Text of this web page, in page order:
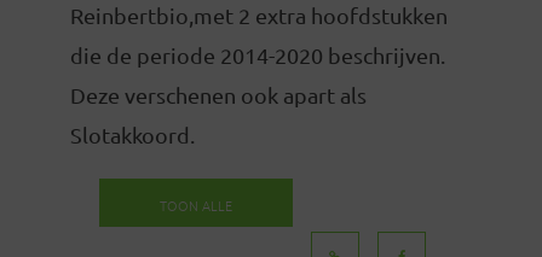
Reinbertbio,met 2 extra hoofdstukken
die de periode 2014-2020 beschrijven.
Deze verschenen ook apart als
Slotakkoord.
TOON ALLE